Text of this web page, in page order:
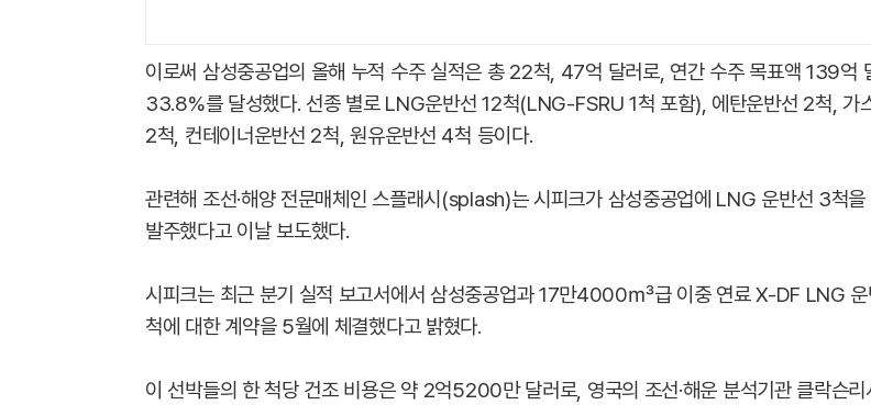
이로써 삼성중공업의 올해 누적 수주 실적은 총 22척, 47억 달러로, 연간 수주 목표액 139억
33.8%를 달성했다. 선종 별로 LNG운반선 12척(LNG-FSRU 1척 포함), 에탄운반선 2척, 가
2척, 컨테이너운반선 2척, 원유운반선 4척 등이다.
관련해 조선·해양 전문매체인 스플래시(splash)는 시피크가 삼성중공업에 LNG 운반선 3척을
발주했다고 이날 보도했다.
시피크는 최근 분기 실적 보고서에서 삼성중공업과 17만4000㎥급 이중 연료 X-DF LNG
척에 대한 계약을 5월에 체결했다고 밝혔다.
이 선박들의 한 척당 건조 비용은 약 2억5200만 달러로, 영국의 조선·해운 분석기관 클락슨리